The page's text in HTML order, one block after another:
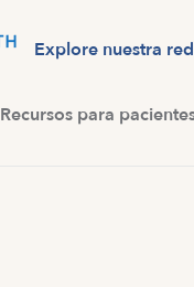
Explore nuestra
Recursos para